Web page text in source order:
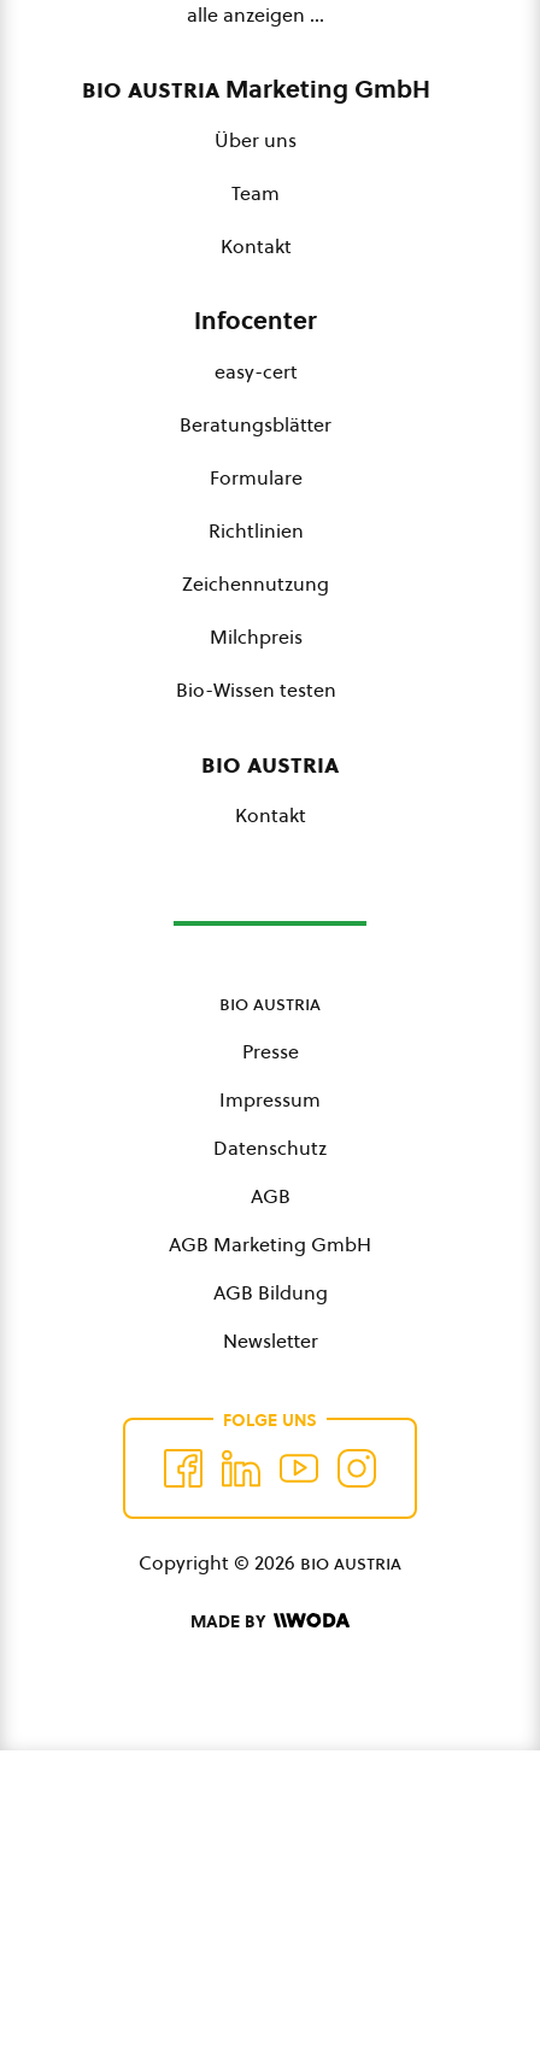
alle anzeigen …
bio austriaMarketing GmbH
Über uns
Team
Kontakt
Infocenter
easy-cert
Beratungsblätter
Formulare
Richtlinien
Zeichennutzung
Milchpreis
Bio-Wissen testen
bio austria
Kontakt
bio austria
Presse
Impressum
Datenschutz
AGB
AGB Marketing GmbH
AGB Bildung
Newsletter
FOLGE UNS
Copyright © 2026 bio austria
MADE BY